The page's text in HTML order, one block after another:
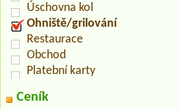
Úschovna kol
Ohniště/grilování
Restaurace
Obchod
Platební karty
Ceník